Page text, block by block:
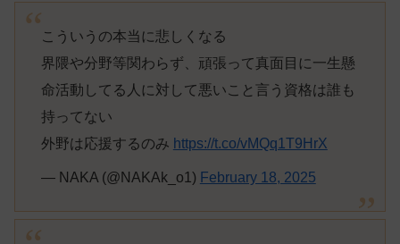
こういうの本当に悲しくなる
界隈や分野等関わらず、頑張って真面目に一生懸
命活動してる人に対して悪いこと言う資格は誰も
持ってない
外野は応援するのみ https://t.co/vMQq1T9HrX
— NAKA (@NAKAk_o1) February 18, 2025